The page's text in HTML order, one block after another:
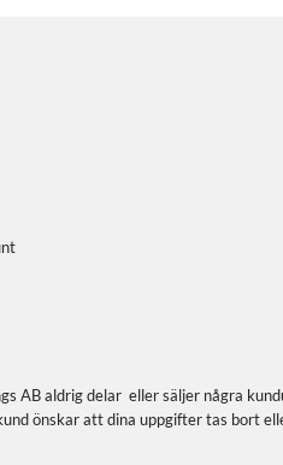
AB aldrig delar eller säljer några
önskar att dina uppgifter tas bort